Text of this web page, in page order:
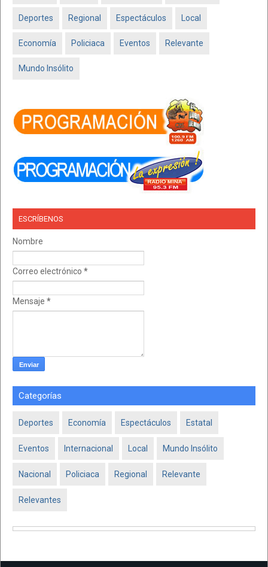
Deportes Regional Espectáculos Local
Economía Policiaca Eventos Relevante
Mundo Insólito
ESCRÍBENOS
Nombre
Correo electrónico *
Mensaje *
Categorías
Deportes Economía Espectáculos Estatal
Eventos Internacional Local Mundo Insólito
Nacional Policiaca Regional Relevante
Relevantes